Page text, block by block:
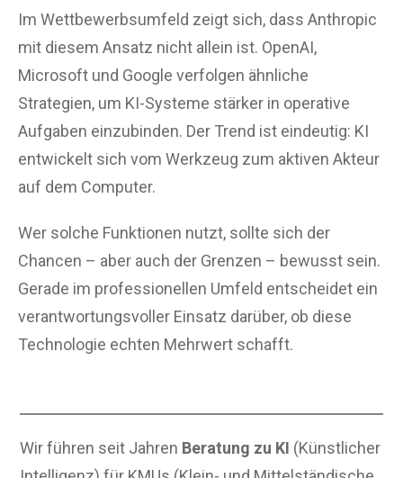
Im Wettbewerbsumfeld zeigt sich, dass Anthropic
mit diesem Ansatz nicht allein ist. OpenAI,
Microsoft und Google verfolgen ähnliche
Strategien, um KI-Systeme stärker in operative
Aufgaben einzubinden. Der Trend ist eindeutig: KI
entwickelt sich vom Werkzeug zum aktiven Akteur
auf dem Computer.
Wer solche Funktionen nutzt, sollte sich der
Chancen – aber auch der Grenzen – bewusst sein.
Gerade im professionellen Umfeld entscheidet ein
verantwortungsvoller Einsatz darüber, ob diese
Technologie echten Mehrwert schafft.
Wir führen seit Jahren Beratung zu KI (Künstlicher